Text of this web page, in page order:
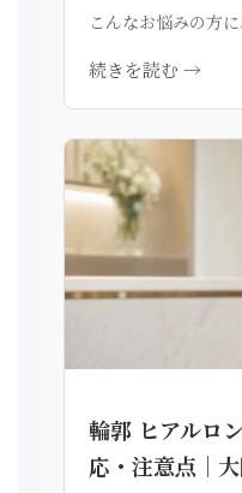
こんなお悩みの方
続きを読む →
輪郭 ヒアルロ
応・注意点｜